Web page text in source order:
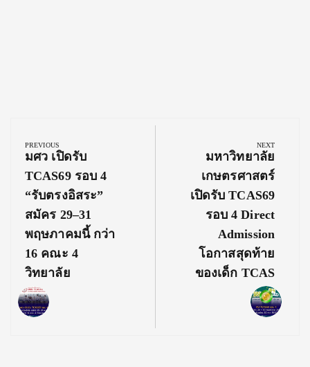
navigation
PREVIOUS
Previous
Post:
มศว เปิดรับ
TCAS69 รอบ 4
“รับตรงอิสระ”
สมัคร 29–31
พฤษภาคมนี้ กว่า
16 คณะ 4
วิทยาลัย
NEXT
Next
Post:
มหาวิทยาลัย
เกษตรศาสตร์
เปิดรับ TCAS69
รอบ 4 Direct
Admission
โอกาสสุดท้าย
ของเด็ก TCAS